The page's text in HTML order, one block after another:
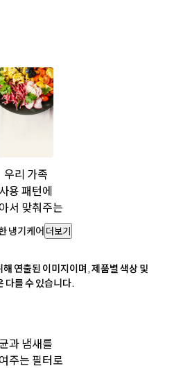
우리 가족
사용 패턴에
서 맞춰주는
냉기케어 더보기
연출된 이미지이며, 제품별 색상 및
다를 수 있습니다.
균과 냄새를
주는 필터로